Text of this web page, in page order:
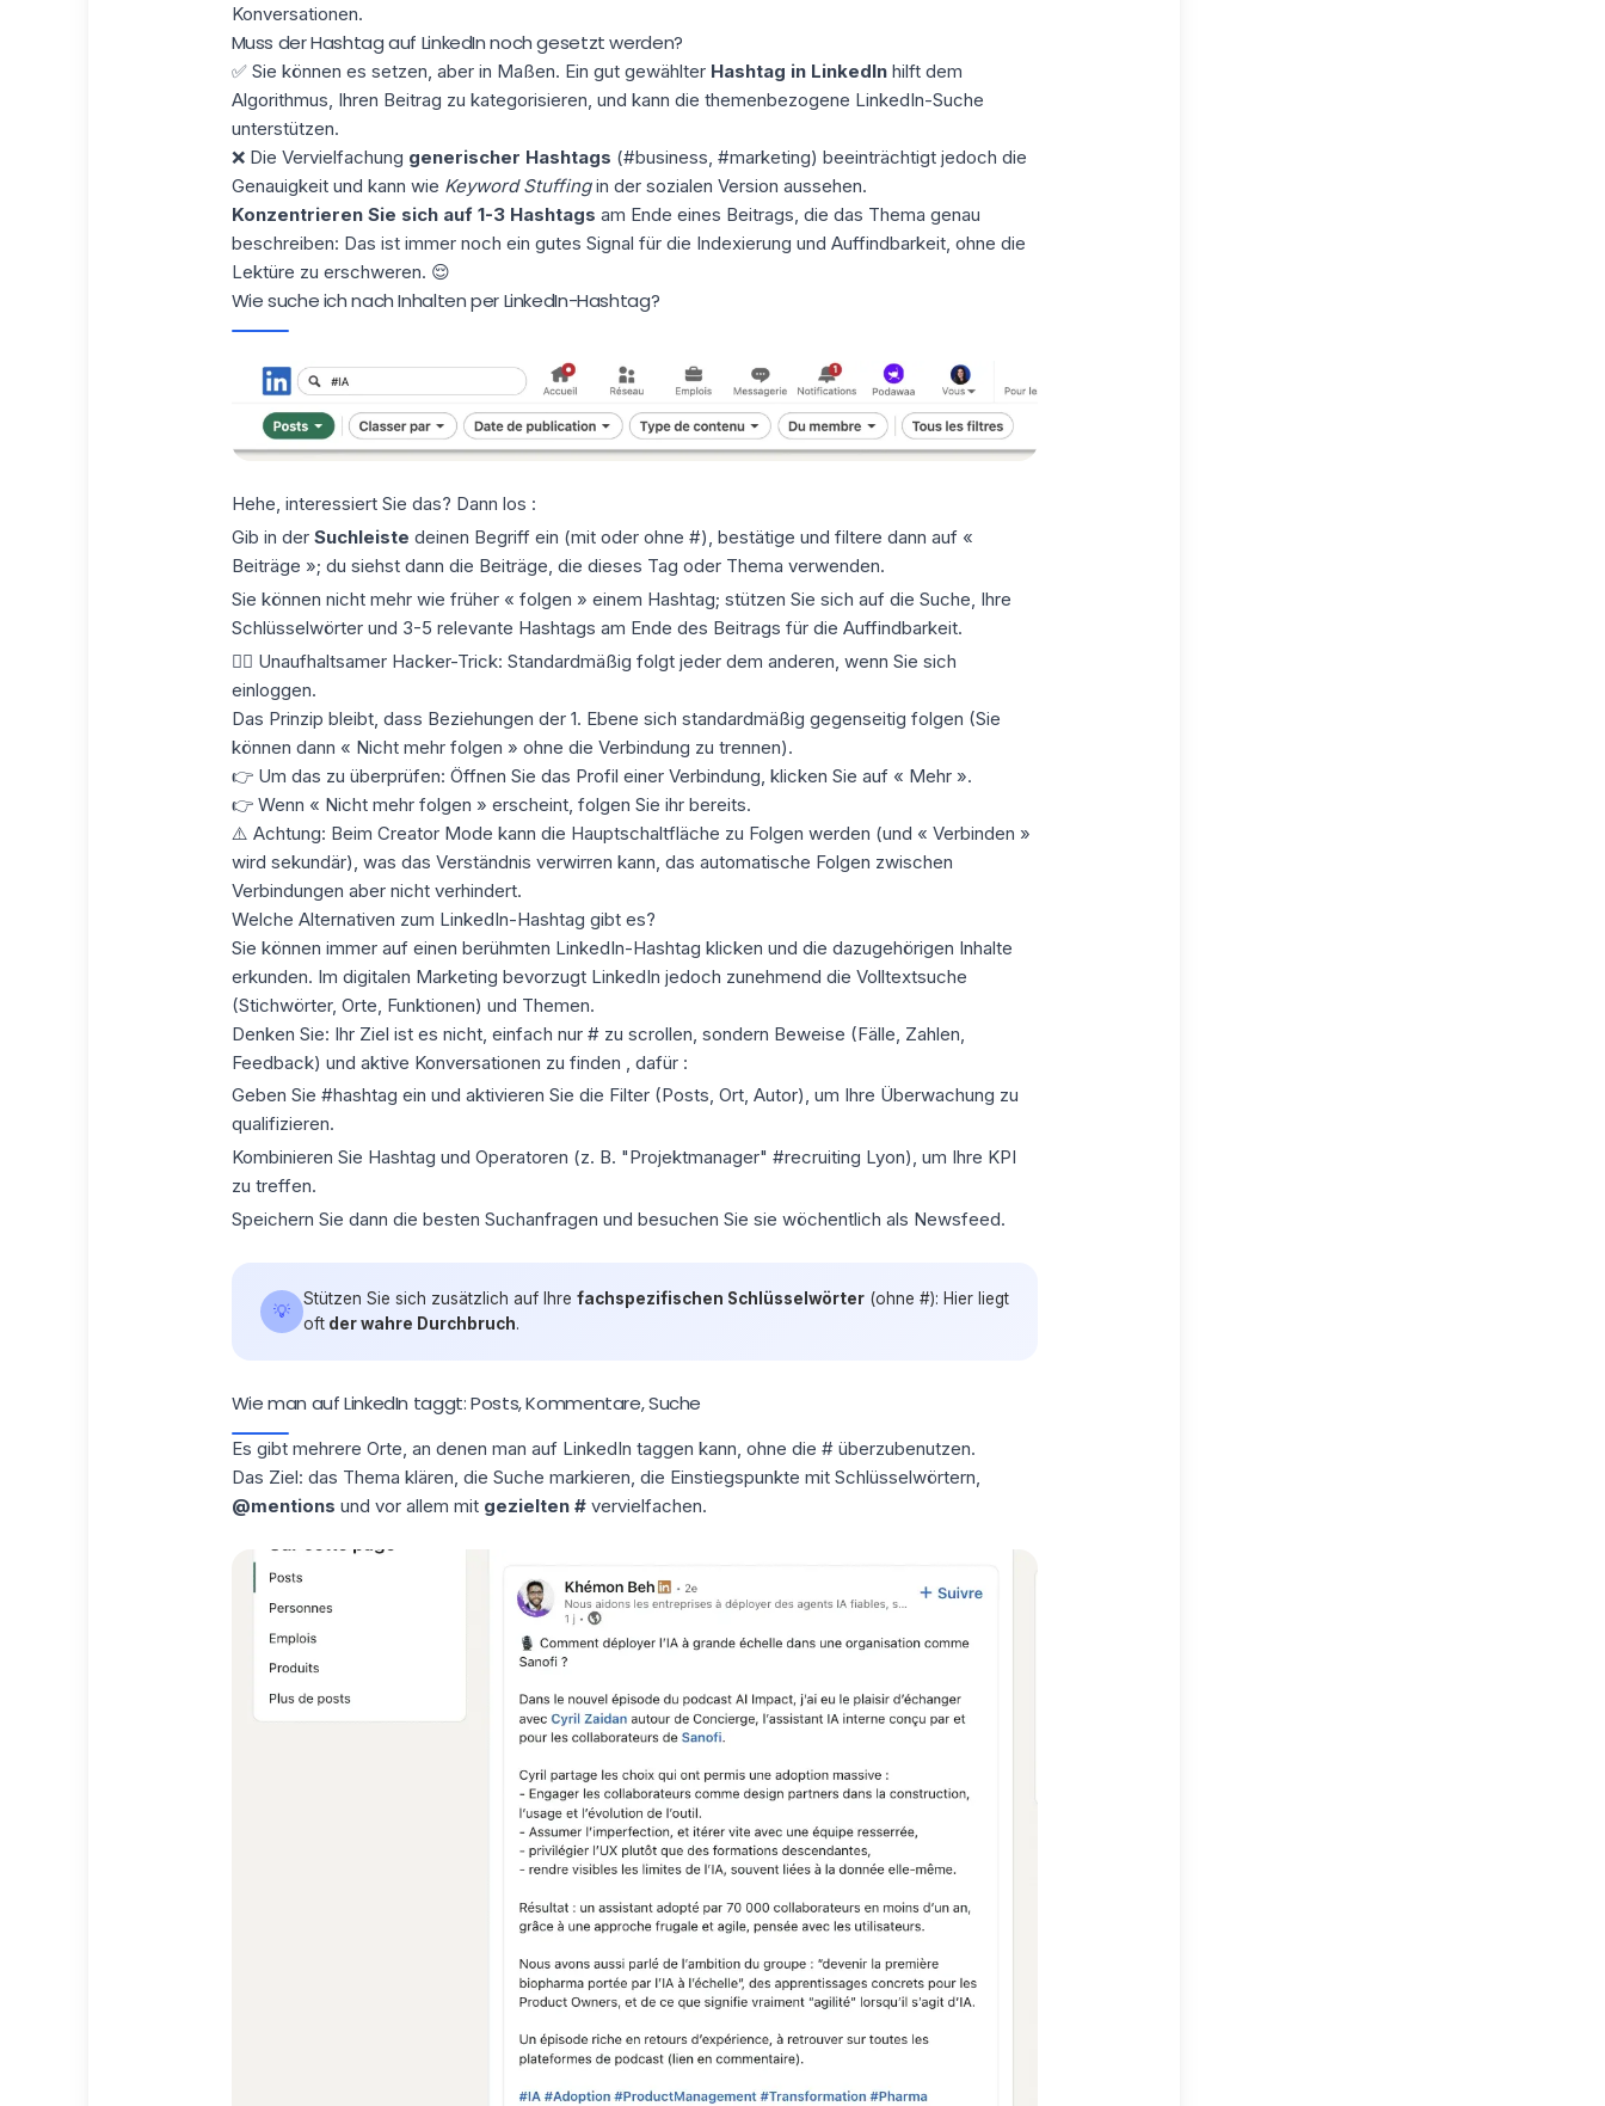
Konversationen.
Muss der Hashtag auf LinkedIn noch gesetzt werden?
✅ Sie können es setzen, aber in Maßen. Ein gut gewählter Hashtag in LinkedInhilft dem
Algorithmus, Ihren Beitrag zu kategorisieren, und kann die themenbezogene LinkedIn-Suche
unterstützen.
❌ Die Vervielfachung generischer Hashtags (#business, #marketing) beeinträchtigt jedoch die
Genauigkeit und kann wie Keyword Stuffingin der sozialen Version aussehen.
Konzentrieren Sie sich auf 1-3 Hashtags am Ende eines Beitrags, die das Thema genau
beschreiben: Das ist immer noch ein gutes Signal für die Indexierung und Auffindbarkeit, ohne die
Lektüre zu erschweren. 😌
Wie suche ich nach Inhalten per LinkedIn-Hashtag?
Hehe, interessiert Sie das? Dann los :
Gib in der Suchleiste deinen Begriff ein (mit oder ohne #), bestätige und filtere dann auf «
Beiträge »; du siehst dann die Beiträge, die dieses Tag oder Thema verwenden.
Sie können nicht mehr wie früher « folgen » einem Hashtag; stützen Sie sich auf die Suche, Ihre
Schlüsselwörter und 3-5 relevante Hashtags am Ende des Beitrags für die Auffindbarkeit.
🏴‍☠️ Unaufhaltsamer Hacker-Trick: Standardmäßig folgt jeder dem anderen, wenn Sie sich
einloggen.
Das Prinzip bleibt, dass Beziehungen der 1. Ebene sich standardmäßig gegenseitig folgen (Sie
können dann « Nicht mehr folgen » ohne die Verbindung zu trennen).
👉 Um das zu überprüfen: Öffnen Sie das Profil einer Verbindung, klicken Sie auf « Mehr ».
👉 Wenn « Nicht mehr folgen » erscheint, folgen Sie ihr bereits.
⚠️ Achtung: Beim Creator Mode kann die Hauptschaltfläche zu Folgen werden (und « Verbinden »
wird sekundär), was das Verständnis verwirren kann, das automatische Folgen zwischen
Verbindungen aber nicht verhindert.
Welche Alternativen zum LinkedIn-Hashtag gibt es?
Sie können immer auf einen berühmten LinkedIn-Hashtag klicken und die dazugehörigen Inhalte
erkunden. Im digitalen Marketing bevorzugt LinkedIn jedoch zunehmend die Volltextsuche
(Stichwörter, Orte, Funktionen) und Themen.
Denken Sie: Ihr Ziel ist es nicht, einfach nur # zu scrollen, sondern Beweise (Fälle, Zahlen,
Feedback) und aktive Konversationen zu finden
, dafür :
Geben Sie #hashtag ein und aktivieren Sie die Filter (Posts, Ort, Autor), um Ihre Überwachung zu
qualifizieren.
Kombinieren Sie Hashtag und Operatoren (z. B. "Projektmanager" #recruiting Lyon), um Ihre KPI
zu treffen.
Speichern Sie dann die besten Suchanfragen und besuchen Sie sie wöchentlich als Newsfeed.
💡
Stützen Sie sich zusätzlich auf Ihre fachspezifischen Schlüsselwörter(ohne #): Hier liegt
oftder wahre Durchbruch.
Wie man auf LinkedIn taggt: Posts, Kommentare, Suche
Es gibt mehrere Orte, an denen man auf LinkedIn taggen kann, ohne die # überzubenutzen.
Das Ziel: das Thema klären, die Suche markieren, die Einstiegspunkte mit Schlüsselwörtern,
@mentions und vor allem mit gezielten #vervielfachen.